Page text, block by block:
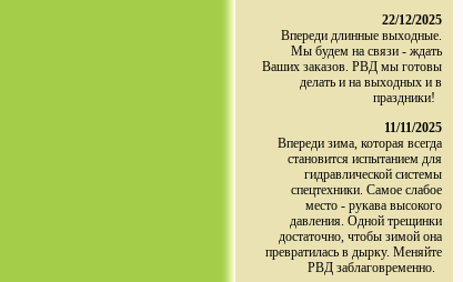
22/12/2025
Впереди длинные выходные.
Мы будем на связи - ждать
Ваших заказов. РВД мы готовы
делать и на выходных и в
праздники!
11/11/2025
Впереди зима, которая всегда
становится испытанием для
гидравлической системы
спецтехники. Самое слабое
место - рукава высокого
давления. Одной трещинки
достаточно, чтобы зимой она
превратилась в дырку. Меняйте
РВД заблаговременно.